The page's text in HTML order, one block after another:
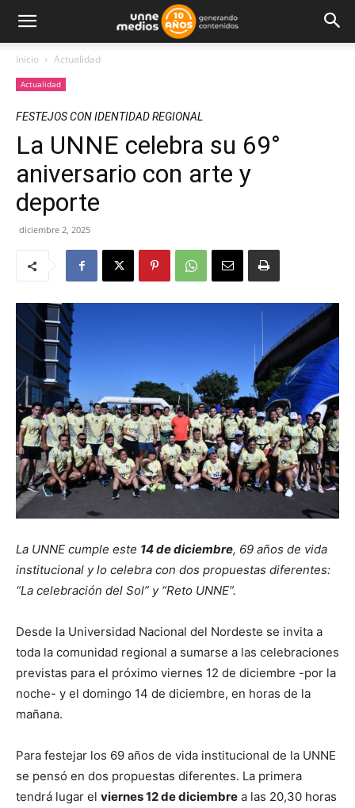
Inicio Actualidad
Actualidad
FESTEJOS CON IDENTIDAD REGIONAL
La UNNE celebra su 69°
aniversario con arte y
deporte
diciembre 2, 2025
La UNNE cumple este 14 de diciembre, 69 años de vida
institucional y lo celebra con dos propuestas diferentes:
“La celebración del Sol” y “Reto UNNE”.
Desde la Universidad Nacional del Nordeste se invita a
toda la comunidad regional a sumarse a las celebraciones
previstas para el próximo viernes 12 de diciembre -por la
noche- y el domingo 14 de diciembre, en horas de la
mañana.
Para festejar los 69 años de vida institucional de la UNNE
se pensó en dos propuestas diferentes. La primera
tendrá lugar el viernes 12 de diciembre a las 20,30 horas